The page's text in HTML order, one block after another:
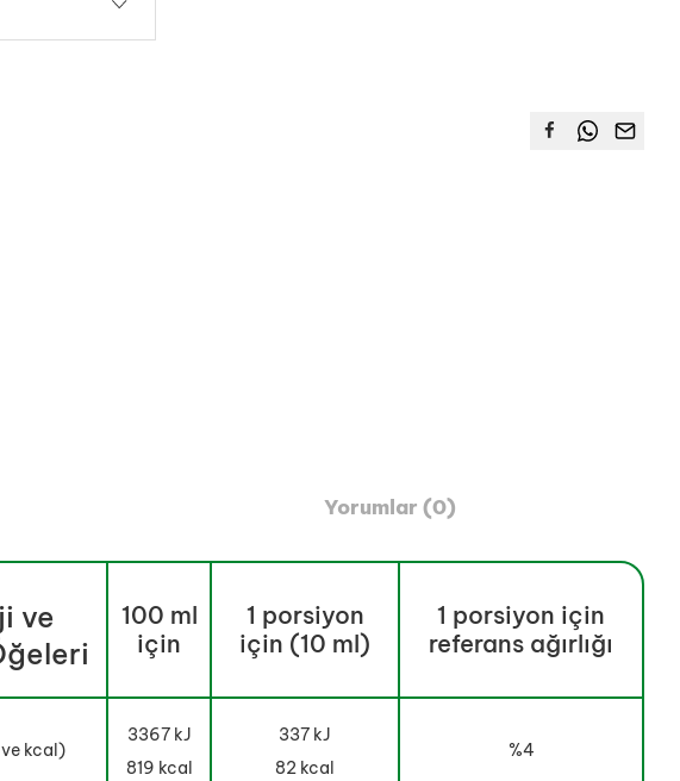
Yorumlar (0)
ve
100 ml
için
1 porsiyon
için (10 ml)
1 porsiyon için
referans ağırlığı
kcal)
3367 kJ
819 kcal
337 kJ
82 kcal
%4